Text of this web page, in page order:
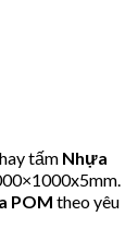
tấm Nhựa
POM theo yêu